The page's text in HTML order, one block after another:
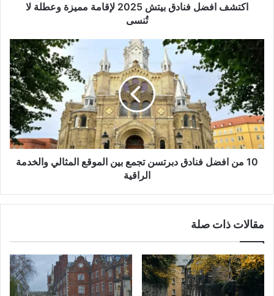
اكتشف افضل فنادق بيتش 2025 لإقامة مميزة وعطلة لا
تُنسى
10 من افضل فنادق دبرتسن تجمع بين الموقع المثالي والخدمة
الراقية
مقالات ذات صلة